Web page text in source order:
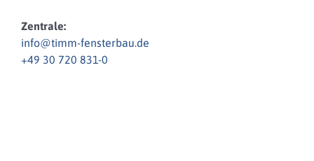
Zentrale:
info@timm-fensterbau.de
+49 30 720 831-0